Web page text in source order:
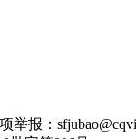
举报：